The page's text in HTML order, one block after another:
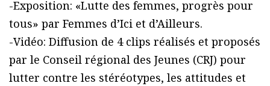
-Exposition: «Lutte des femmes, progrès pour
tous» par Femmes d’Ici et d’Ailleurs.
-Vidéo: Diffusion de 4 clips réalisés et proposés
par le Conseil régional des Jeunes (CRJ) pour
lutter contre les stéréotypes, les attitudes et